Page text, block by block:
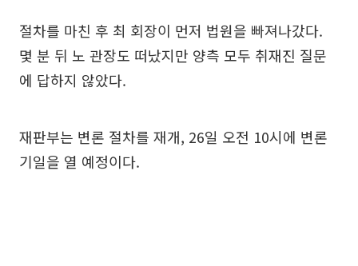
절차를 마친 후 최 회장이 먼저 법원을 빠져나갔다.
몇 분 뒤 노 관장도 떠났지만 양측 모두 취재진 질문
에 답하지 않았다.
재판부는 변론 절차를 재개, 26일 오전 10시에 변론
기일을 열 예정이다.